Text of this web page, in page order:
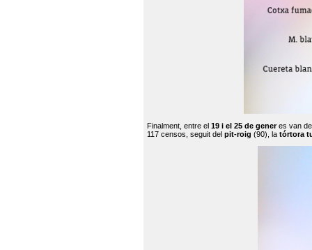
Finalment, entre el 19 i el 25 de generes van
117 censos, seguit del pit-roig (90), la tórtora